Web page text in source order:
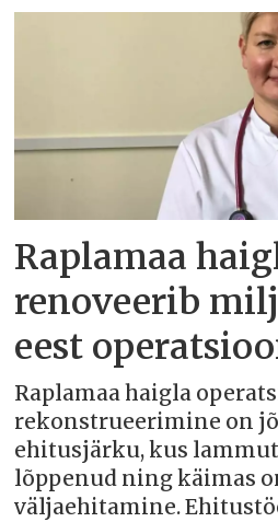
Raplamaa
renoveerib
eest
Raplamaa haigla
rekonstrueerimine on
ehitusjärku, kus
lõppenud ning käimas
väljaehitamine.